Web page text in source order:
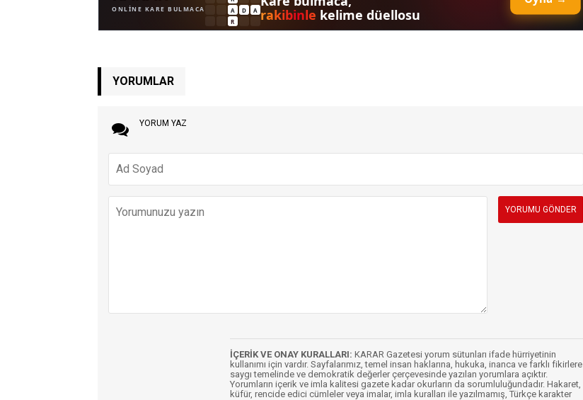
YORUMLAR
YORUM YAZ
İÇERİK VE ONAY KURALLARI: KARAR Gazetesi yorum sütunları ifade hürriyetinin
kullanımı için vardır. Sayfalarımız, temel insan haklarına, hukuka, inanca ve farklı fikirlere
saygı temelinde ve demokratik değerler çerçevesinde yazılan yorumlara açıktır.
Yorumların içerik ve imla kalitesi gazete kadar okurların da sorumluluğundadır. Hakaret,
küfür, rencide edici cümleler veya imalar, imla kuralları ile yazılmamış, Türkçe karakter